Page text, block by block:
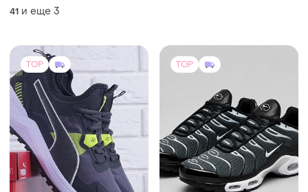
41 и еще 3
TOP TOP